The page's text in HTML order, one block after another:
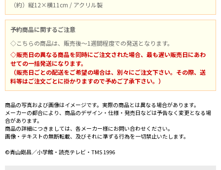
（約）縦12×横11cm / アクリル製
予約商品に関するご注意
◇こちらの商品は、販売後～1週間程度での発送となります。
◇販売日の異なる商品を同時にご注文された場合、最も遅い販売日にあわ
せての一括発送になります。
（販売日ごとの配送をご希望の場合は、別々にご注文下さい。その際、送
料等はご注文ごとに掛かりますので予めご了承下さい。）
商品の写真および画像はイメージです。実際の商品とは異なる場合があります。
メーカーの都合により、商品のデザイン・仕様・発売日などは予告なく変更となる場
合があります。
商品の詳細につきましては、各メーカー様にお問い合わせください。
画像・テキストの無断転載、及びそれに準ずる行為を一切禁止いたします。
©青山剛昌／小学館・読売テレビ・TMS 1996